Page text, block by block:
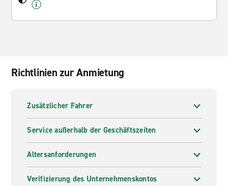
Richtlinien zur Anmietung
Zusätzlicher Fahrer
Service außerhalb der Geschäftszeiten
Altersanforderungen
Verifizierung des Unternehmenskontos